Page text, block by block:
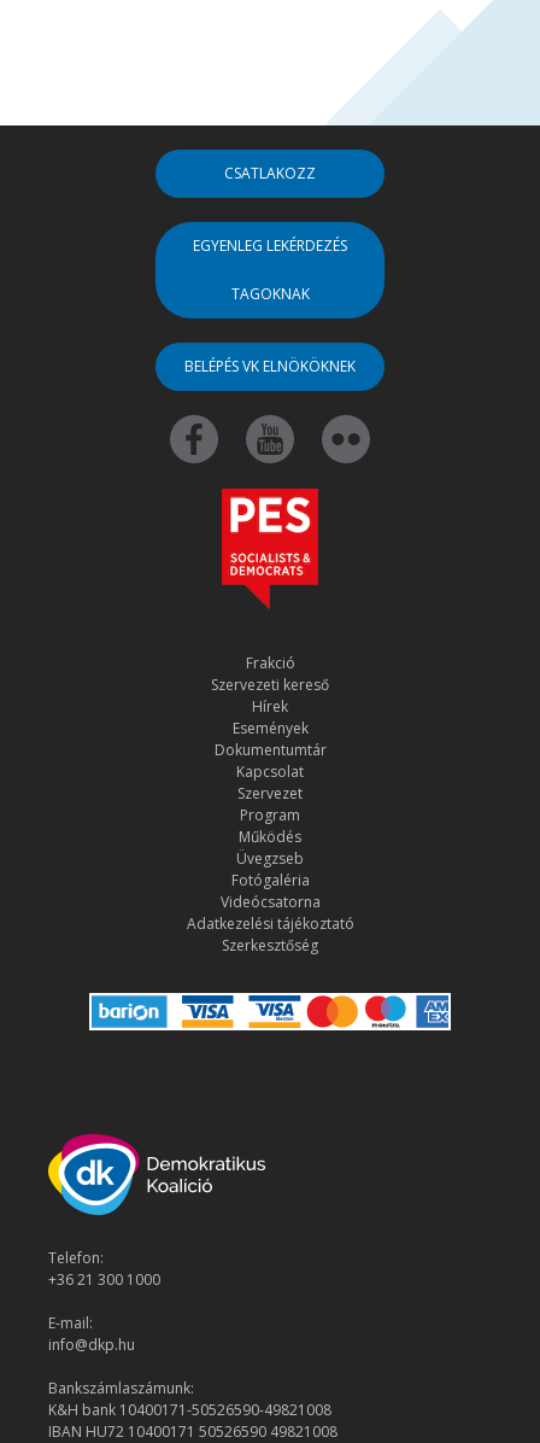
CSATLAKOZZ
EGYENLEG LEKÉRDEZÉS
TAGOKNAK
BELÉPÉS VK ELNÖKÖKNEK
Frakció
Szervezeti kereső
Hírek
Események
Dokumentumtár
Kapcsolat
Szervezet
Program
Működés
Üvegzseb
Fotógaléria
Videócsatorna
Adatkezelési tájékoztató
Szerkesztőség
Telefon:
+36 21 300 1000
E-mail:
info@dkp.hu
Bankszámlaszámunk:
K&H bank 10400171-50526590-49821008
IBAN HU72 10400171 50526590 49821008